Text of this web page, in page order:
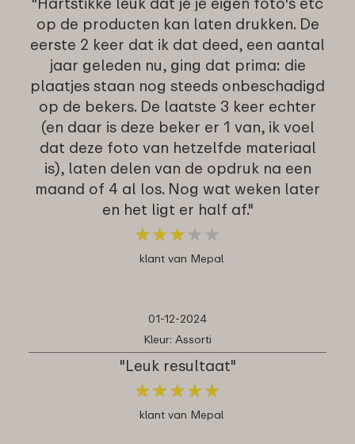
op de producten kan laten drukken. De
eerste 2 keer dat ik dat deed, een aantal
jaar geleden nu, ging dat prima: die
plaatjes staan nog steeds onbeschadigd
op de bekers. De laatste 3 keer echter
(en daar is deze beker er 1 van, ik voel
dat deze foto van hetzelfde materiaal
is), laten delen van de opdruk na een
maand of 4 al los. Nog wat weken later
en het ligt er half af."
★★★ ★ ★
★★★ ★ ★
klant van Mepal
01-12-2024
Kleur: Assorti
"Leuk resultaat"
★★★★★
★★★★★
klant van Mepal